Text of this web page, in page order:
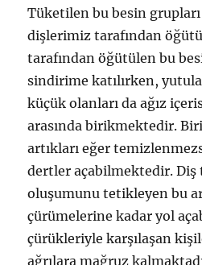
Tüketilen bu besin
dişlerimiz tarafından
tarafından öğütülen bu
sindirime katılırken,
küçük olanları da ağız
arasında birikmektedir.
artıkları eğer
dertler açabilmektedir. Diş
oluşumunu tetikleyen bu
çürümelerine kadar yol
çürükleriyle karşılaşan
ağrılara mağruz